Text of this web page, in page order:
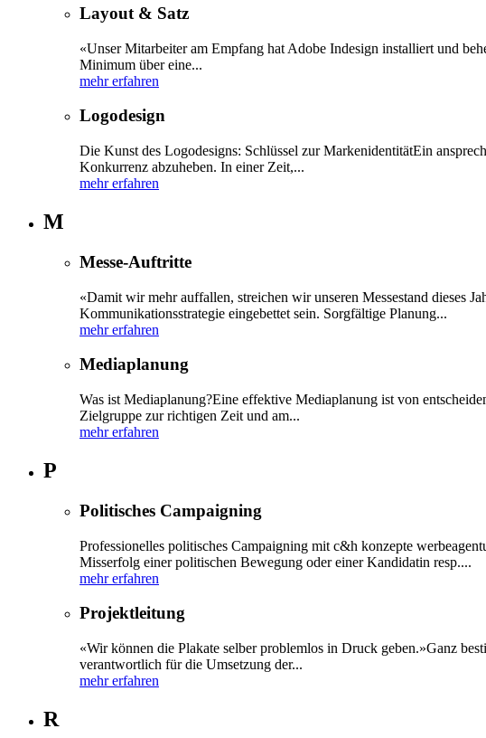
Layout & Satz
«Unser Mitarbeiter am Empfang hat Adobe Indesign installiert und
Minimum über eine...
mehr erfahren
Logodesign
Die Kunst des Logodesigns: Schlüssel zur MarkenidentitätEin
Konkurrenz abzuheben. In einer Zeit,...
mehr erfahren
M
Messe-Auftritte
«Damit wir mehr auffallen, streichen wir unseren Messestand dieses
Kommunikationsstrategie eingebettet sein. Sorgfältige Planung...
mehr erfahren
Mediaplanung
Was ist Mediaplanung?Eine effektive Mediaplanung ist von
Zielgruppe zur richtigen Zeit und am...
mehr erfahren
P
Politisches Campaigning
Professionelles politisches Campaigning mit c&h konzepte
Misserfolg einer politischen Bewegung oder einer Kandidatin resp....
mehr erfahren
Projektleitung
«Wir können die Plakate selber problemlos in Druck geben.»Ganz
verantwortlich für die Umsetzung der...
mehr erfahren
R